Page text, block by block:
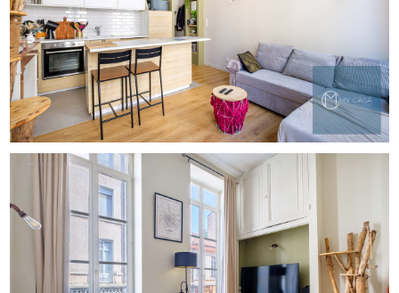
excellent état, aucun travaux n'est à prévoir : vous n'aurez
plus qu'à poser vos valises.
Une cave et un grenier complètent ce bien, offrant des
espaces de rangement particulièrement appréciables.
Ce bien constitue une opportunité idéale pour une
résidence principale, un pied-à-terre ou un
investissement locatif.
À découvrir sans tarder.
Contactez MYCASA IMMOBILIER au [Coordonnées
masquées] pour organiser une visite.